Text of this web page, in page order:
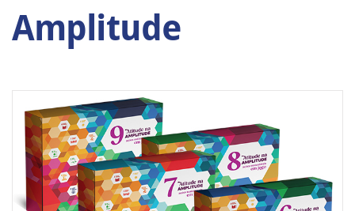
Amplitude